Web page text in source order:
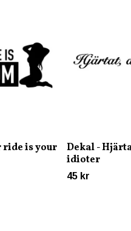
ride is your
Dekal -
idioter
45 kr